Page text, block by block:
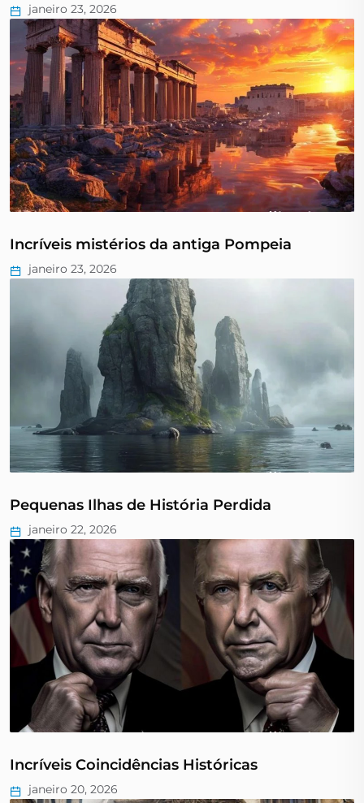
janeiro 23, 2026
Incríveis mistérios da antiga Pompeia
janeiro 23, 2026
Pequenas Ilhas de História Perdida
janeiro 22, 2026
Incríveis Coincidências Históricas
janeiro 20, 2026